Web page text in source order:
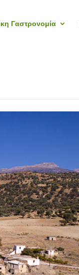
Γαστρονομία